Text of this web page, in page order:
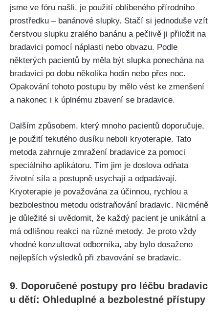
jsme ve fóru našli, ‌je použití oblíbeného ⁤přírodního
prostředku⁤ – banánové⁣ slupky. Stačí si jednoduše vzít
čerstvou⁤ slupku‌ zralého ⁤banánu a pečlivě ji přiložit na
bradavici pomocí⁢ náplasti⁣ nebo obvazu. Podle
některých pacientů⁢ by měla být slupka ponechána na
⁤bradavici po dobu několika hodin nebo přes noc.
Opakování tohoto postupu by mělo vést ke zmenšení
a nakonec i k⁤ úplnému zbavení​ se bradavice.
Dalším⁣ způsobem,⁤ který mnoho pacientů doporučuje,
je použití ‍tekutého dusíku neboli​ kryoterapie. Tato
metoda zahrnuje zmražení bradavice za pomoci
speciálního aplikátoru. Tím​ jim je ⁤doslova‌ odňata
⁣životní síla⁣ a postupně‌ usychají a odpadávají.
Kryoterapie je považována za účinnou, rychlou a
bezbolestnou metodu ⁣odstraňování⁣ bradavic. Nicméně‍
je ‍důležité si​ uvědomit,‍ že každý pacient je ‌unikátní a
má odlišnou reakci na různé ‌metody. Je proto vždy
vhodné⁣ konzultovat⁣ odborníka,‌ aby⁤ bylo dosaženo
‌nejlepších výsledků při zbavování se bradavic.
9. Doporučené ‌postupy⁢ pro léčbu bradavic
u dětí: Ohleduplné‍ a bezbolestné přístupy